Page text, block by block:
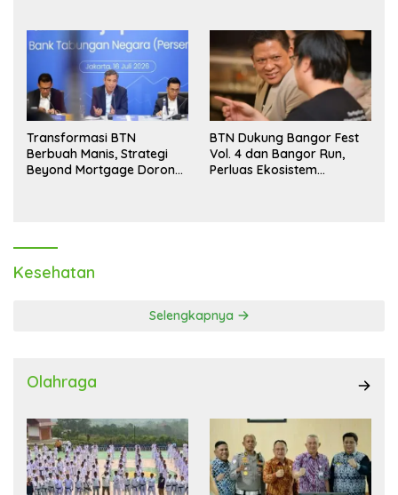
Transformasi BTN
Berbuah Manis, Strategi
Beyond Mortgage Dorong
BTN Dukung Bangor Fest
Vol. 4 dan Bangor Run,
Perluas Ekosistem
Kesehatan
Selengkapnya
Olahraga